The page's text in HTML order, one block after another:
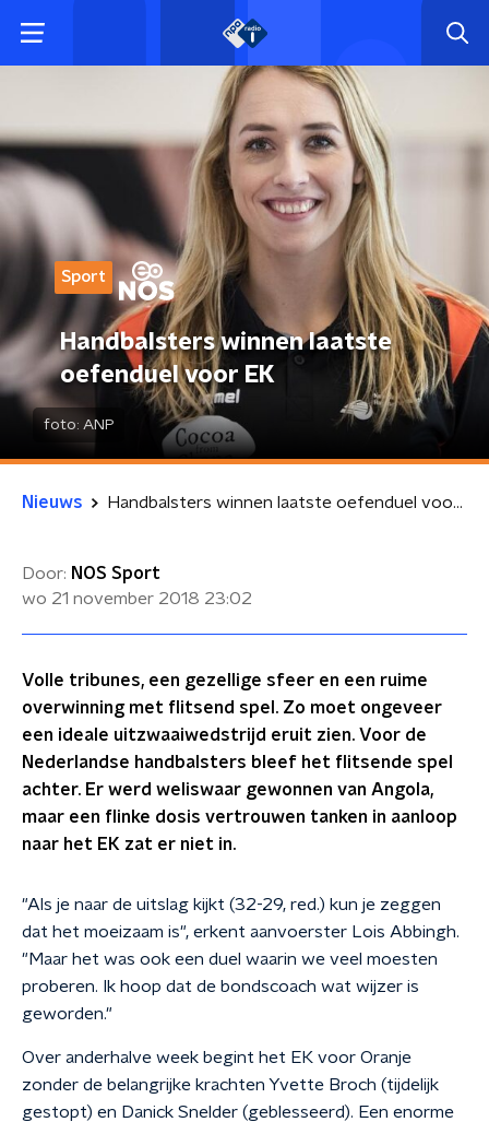
Sport
Handbalsters winnen laatste
oefenduel voor EK
foto: ANP
Nieuws Handbalsters winnen laatste oefenduel voor EK
Door: NOS Sport
wo 21 november 2018 23:02
Volle tribunes, een gezellige sfeer en een ruime
overwinning met flitsend spel. Zo moet ongeveer
een ideale uitzwaaiwedstrijd eruit zien. Voor de
Nederlandse handbalsters bleef het flitsende spel
achter. Er werd weliswaar gewonnen van Angola,
maar een flinke dosis vertrouwen tanken in aanloop
naar het EK zat er niet in.
"Als je naar de uitslag kijkt (32-29, red.) kun je zeggen
dat het moeizaam is", erkent aanvoerster Lois Abbingh.
"Maar het was ook een duel waarin we veel moesten
proberen. Ik hoop dat de bondscoach wat wijzer is
geworden."
Over anderhalve week begint het EK voor Oranje
zonder de belangrijke krachten Yvette Broch (tijdelijk
gestopt) en Danick Snelder (geblesseerd). Een enorme